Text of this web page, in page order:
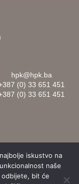
hpk@hpk.ba
(0) 33 651 451
(0) 33 651 451
iskustvo na
naše
bit će